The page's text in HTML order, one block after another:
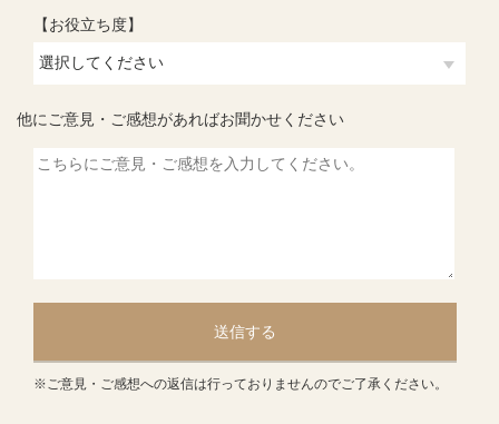
【お役立ち度】
他にご意見・ご感想があればお聞かせください
送信する
※ご意見・ご感想への返信は行っておりませんのでご了承ください。